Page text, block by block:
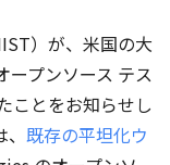
）が、米国の大
ープンソース テス
ことをお知らせし
既存の平坦化ウ